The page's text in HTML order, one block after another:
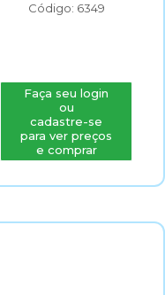
Código: 6349
Faça seu login
ou
cadastre-se
para ver preços
e comprar